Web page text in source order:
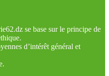
se base sur le principe de
d’intérêt général et